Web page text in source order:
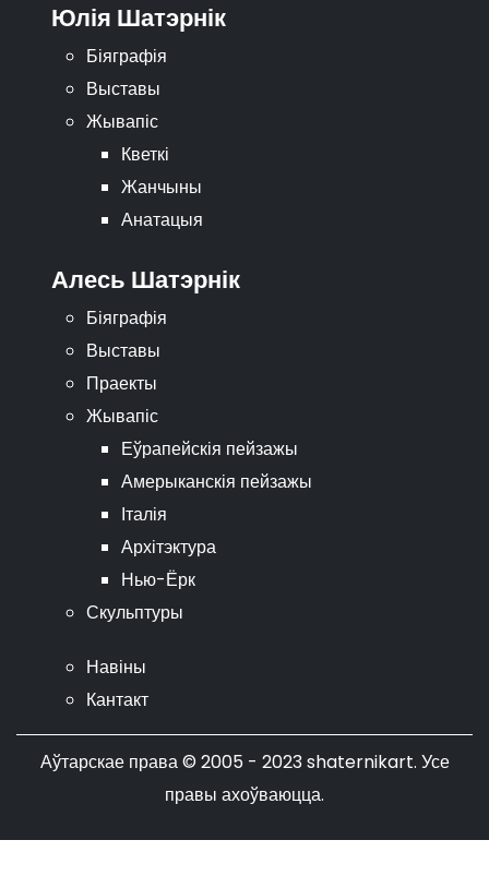
Юлія Шатэрнік
Біяграфія
Выставы
Жывапіс
Кветкі
Жанчыны
Анатацыя
Алесь Шатэрнік
Біяграфія
Выставы
Праекты
Жывапіс
Еўрапейскія пейзажы
Амерыканскія пейзажы
Італія
Архітэктура
Нью-Ёрк
Скульптуры
Навіны
Кантакт
Аўтарскае права © 2005 - 2023 shaternikart. Усе
правы ахоўваюцца.